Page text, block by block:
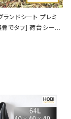
ンドシート プレミ
でタフ] 荷台シート
トメ×16 陣幕 キャ